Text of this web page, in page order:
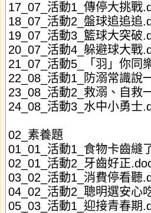
17_07_活動1_傳停大挑戰
18_07_活動2_盤球追追追
19_07_活動3_籃球大突破
20_07_活動4_躲避球大戰
21_07_活動5_「羽」你同
22_08_活動1_防溺常識說
23_08_活動2_救溺、自救
24_08_活動3_水中小勇士
02_素養題
01_01_活動1_食物卡齒縫
02_01_活動2_牙齒好正
03_02_活動1_消費停看聽
04_02_活動2_聰明選安心
05_03_活動1_迎接青春期